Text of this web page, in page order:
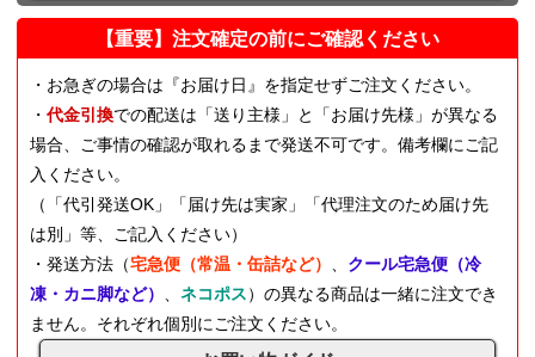
【重要】注文確定の前にご確認ください
・お急ぎの場合は『お届け日』を指定せずご注文ください。
・代金引換での配送は「送り主様」と「お届け先様」が異なる
場合、ご事情の確認が取れるまで発送不可です。備考欄にご記
入ください。
（「代引発送OK」「届け先は実家」「代理注文のため届け先
は別」等、ご記入ください）
・発送方法（宅急便（常温・缶詰など） 、 クール宅急便（冷
凍・カニ脚など） 、ネコポス）の異なる商品は一緒に注文でき
ません。それぞれ個別にご注文ください。